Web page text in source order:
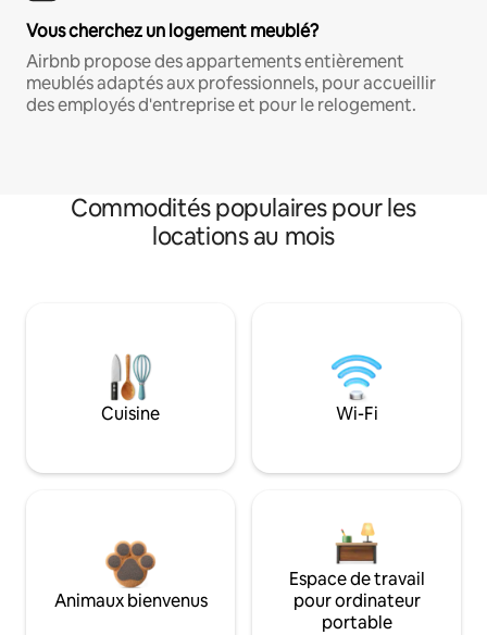
Vous cherchez un logement meublé?
Airbnb propose des appartements entièrement
meublés adaptés aux professionnels, pour accueillir
des employés d'entreprise et pour le relogement.
Commodités populaires pour les
locations au mois
Cuisine Wi-Fi
Animaux bienvenus
Espace de travail
pour ordinateur
portable